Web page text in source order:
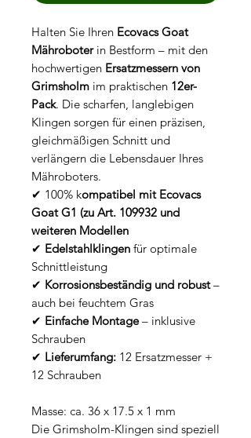
Halten Sie Ihren Ecovacs Goat
Mähroboterin Bestform – mit den
hochwertigen Ersatzmessern von
Grimsholm im praktischen 12er-
Pack. Die scharfen, langlebigen
Klingen sorgen für einen präzisen,
gleichmäßigen Schnitt und
verlängern die Lebensdauer Ihres
Mähroboters.
✔ 100% kompatibel mit Ecovacs
Goat G1 (zu Art. 109932 und
weiteren Modellen
✔ Edelstahlklingen für optimale
Schnittleistung
✔ Korrosionsbeständig und robust–
auch bei feuchtem Gras
✔ Einfache Montage– inklusive
Schrauben
✔ Lieferumfang: 12 Ersatzmesser +
12 Schrauben
Masse: ca. 36 x 17.5 x 1 mm
Die Grimsholm-Klingen sind speziell